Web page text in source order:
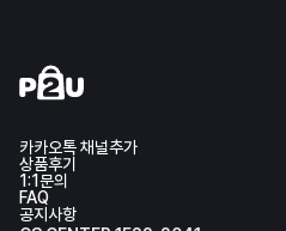
카카오톡 채널추가
상품후기
1:1문의
FAQ
공지사항